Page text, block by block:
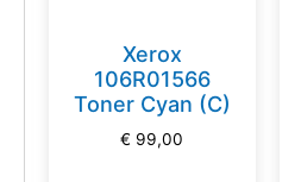
Xerox
106R01566
Toner Cyan (C)
€ 99,00